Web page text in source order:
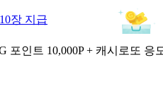
장 지급
포인트 10,000P + 캐시로또 응